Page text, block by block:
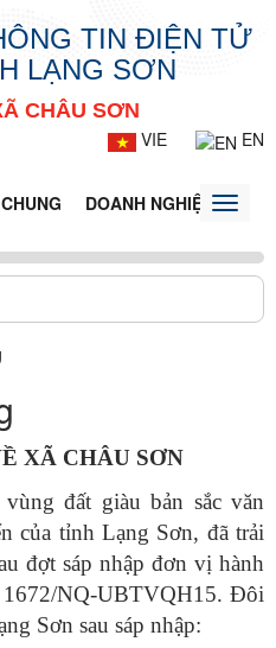
TIN ĐIỆN TỬ
LẠNG SƠN
CHÂU SƠN
VIE
EN
DOANH NGHIỆP TIN
Toggle
XÃ CHÂU SƠN
đất giàu bản sắc văn
của tỉnh Lạng Sơn, đã trải
đợt sáp nhập đơn vị hành
NQ-UBTVQH15. Đôi
Sơn sau sáp nhập: